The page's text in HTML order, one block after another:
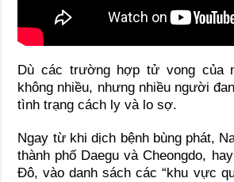
Dù các trường hợp tử vong của
không nhiều, nhưng nhiều người
tình trạng cách ly và lo sợ.
Ngay từ khi dịch bệnh bùng phát,
thành phố Daegu và Cheongdo,
Đô, vào danh sách các “khu vực